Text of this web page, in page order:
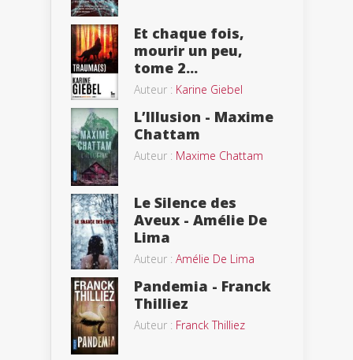
Et chaque fois,
mourir un peu,
tome 2...
Auteur : Karine Giebel
L’Illusion - Maxime
Chattam
Auteur : Maxime Chattam
Le Silence des
Aveux - Amélie De
Lima
Auteur : Amélie De Lima
Pandemia - Franck
Thilliez
Auteur : Franck Thilliez